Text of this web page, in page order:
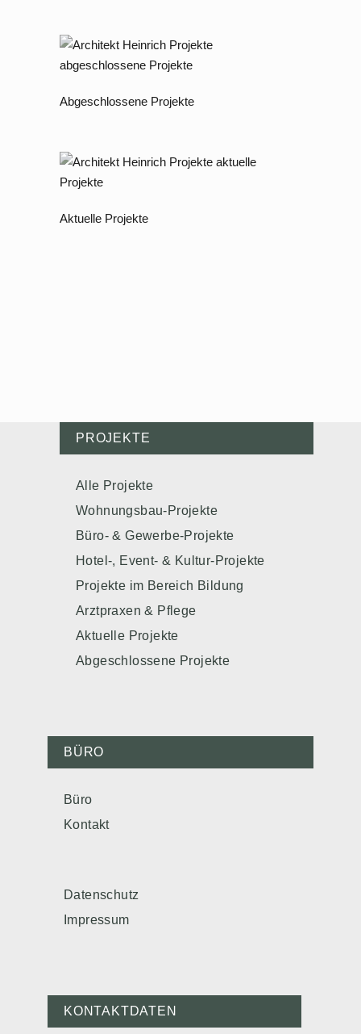
Abgeschlossene Projekte
Aktuelle Projekte
PROJEKTE
Alle Projekte
Wohnungsbau-Projekte
Büro- & Gewerbe-Projekte
Hotel-, Event- & Kultur-Projekte
Projekte im Bereich Bildung
Arztpraxen & Pflege
Aktuelle Projekte
Abgeschlossene Projekte
BÜRO
Büro
Kontakt
Datenschutz
Impressum
KONTAKTDATEN